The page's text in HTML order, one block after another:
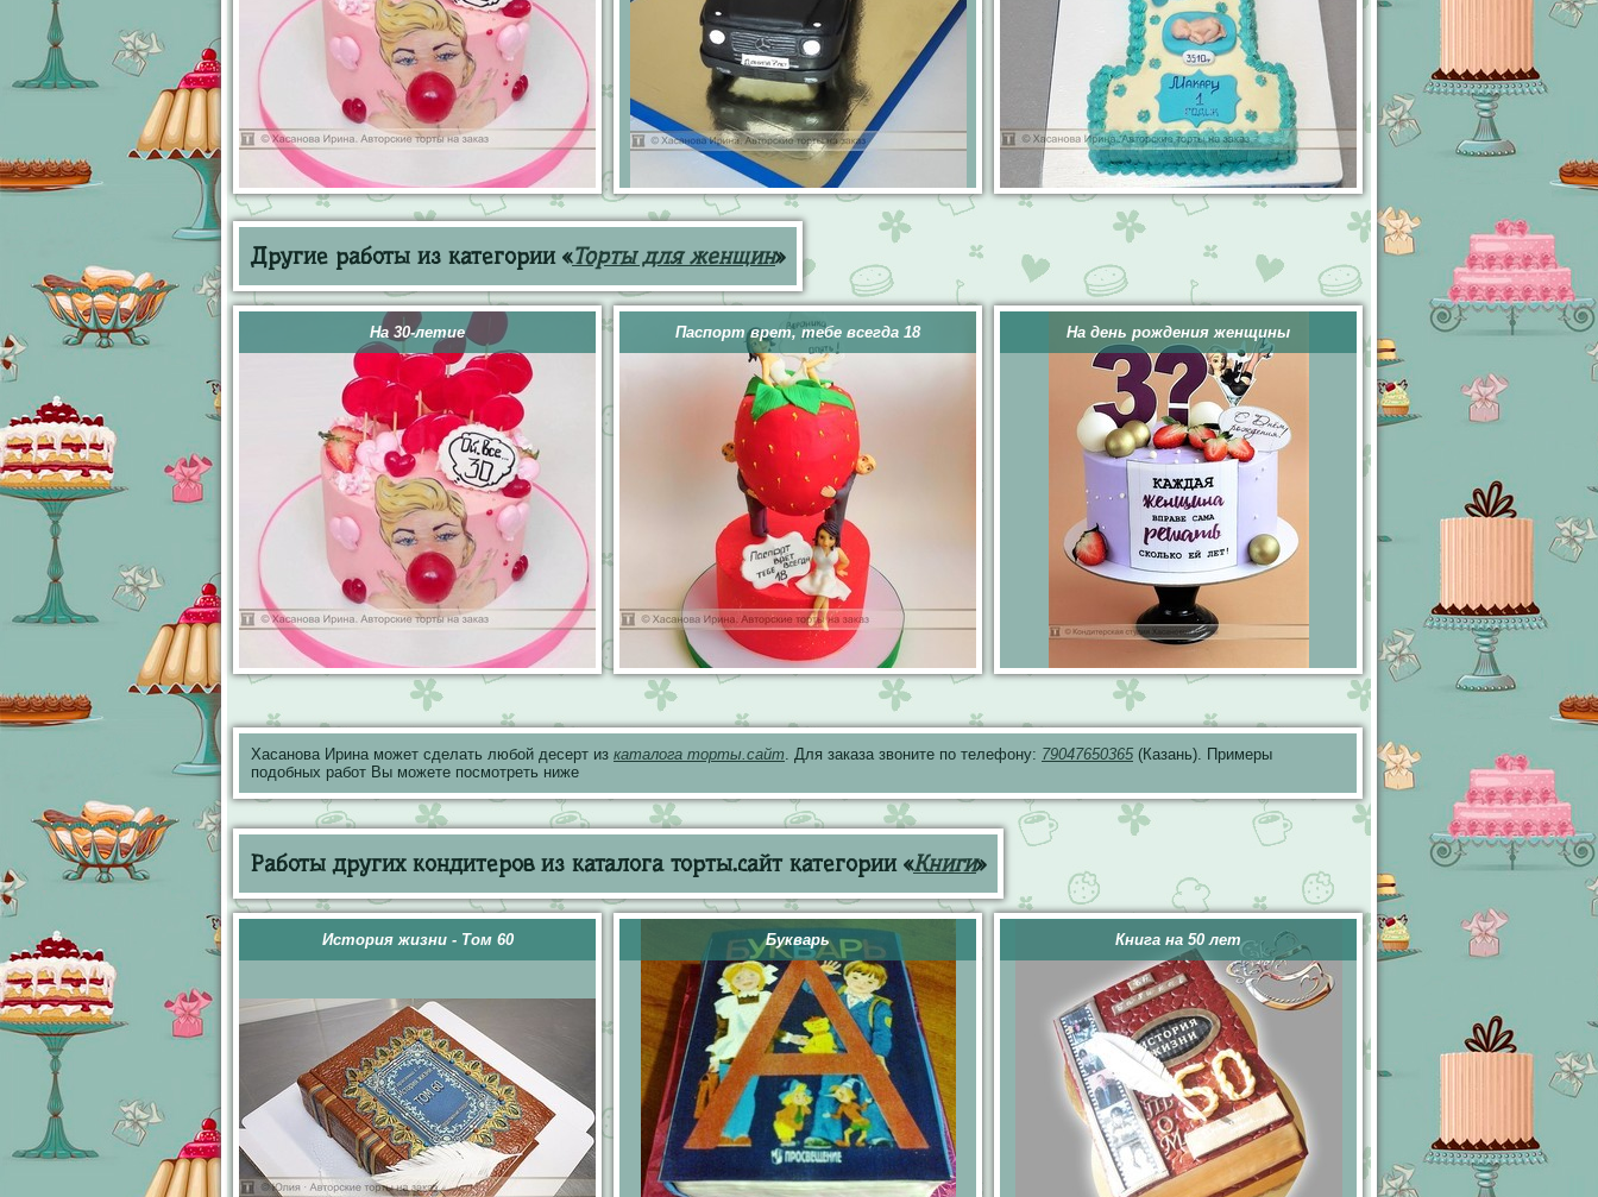
Другие работы из категории «Торты для женщин»
На 30-летие Паспорт врет, тебе всегда 18 На день рождения женщины
Хасанова Ирина может сделать любой десерт из каталога торты.сайт. Для заказа звоните по телефону: 79047650365 (Казань). Примеры
подобных работ Вы можете посмотреть ниже
Работы других кондитеров из каталога торты.сайт категории «Книги»
История жизни - Том 60 Букварь Книга на 50 лет